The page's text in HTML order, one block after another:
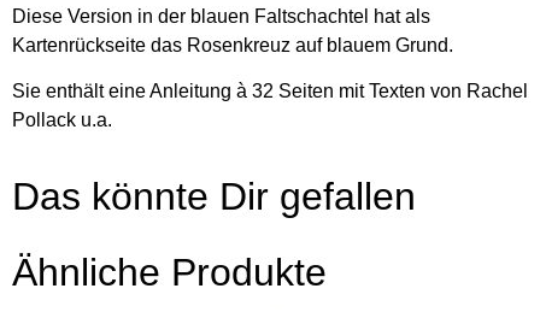
Diese Version in der blauen Faltschachtel hat als
Kartenrückseite das Rosenkreuz auf blauem Grund.
Sie enthält eine Anleitung à 32 Seiten mit Texten von Rachel
Pollack u.a.
Das könnte Dir gefallen
Ähnliche Produkte